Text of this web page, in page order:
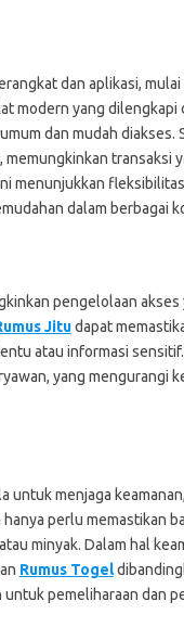
dan aplikasi,
modern yang dilengkapi
dan mudah diakses.
transaksi
menunjukkan
dalam berbagai
pengelolaan akses
Jitudapat
atau informasi
yang mengurangi
untuk menjaga
perlu memastikan
minyak. Dalam hal
Rumus Togel
pemeliharaan dan